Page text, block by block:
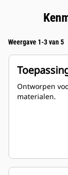
Weergave 1-3 van 5
Ontworpen
materialen.